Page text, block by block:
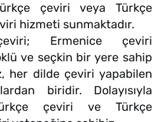
çeviri veya Türkçe
hizmeti sunmaktadır.
Ermenice çeviri
ve seçkin bir yere sahip
her dilde çeviri yapabilen
biridir. Dolayısıyla
çeviri ve Türkçe